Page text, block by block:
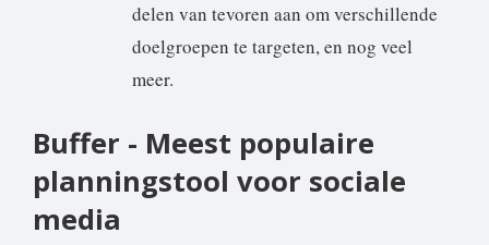
delen van tevoren aan om verschillende
doelgroepen te targeten, en nog veel
meer.
Buffer - Meest populaire
planningstool voor sociale
media